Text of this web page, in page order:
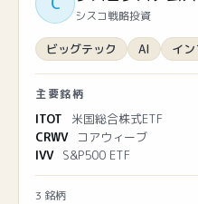
シスコ戦略投資
ビッグテック AI イン
主要銘柄
ITOT 米国総合株式ETF
CRWV コアウィーブ
IVV S&P500 ETF
3 銘柄